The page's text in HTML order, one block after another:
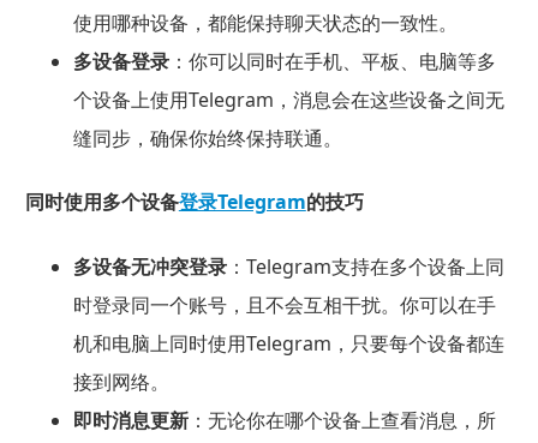
使用哪种设备，都能保持聊天状态的一致性。
多设备登录：你可以同时在手机、平板、电脑等多
个设备上使用Telegram，消息会在这些设备之间无
缝同步，确保你始终保持联通。
同时使用多个设备登录Telegram的技巧
多设备无冲突登录：Telegram支持在多个设备上同
时登录同一个账号，且不会互相干扰。你可以在手
机和电脑上同时使用Telegram，只要每个设备都连
接到网络。
即时消息更新：无论你在哪个设备上查看消息，所